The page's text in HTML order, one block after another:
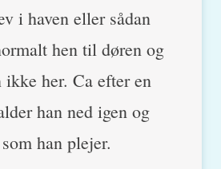
i haven eller sådan
hen til døren og
ikke her. Ca efter en
han ned igen og
han plejer.